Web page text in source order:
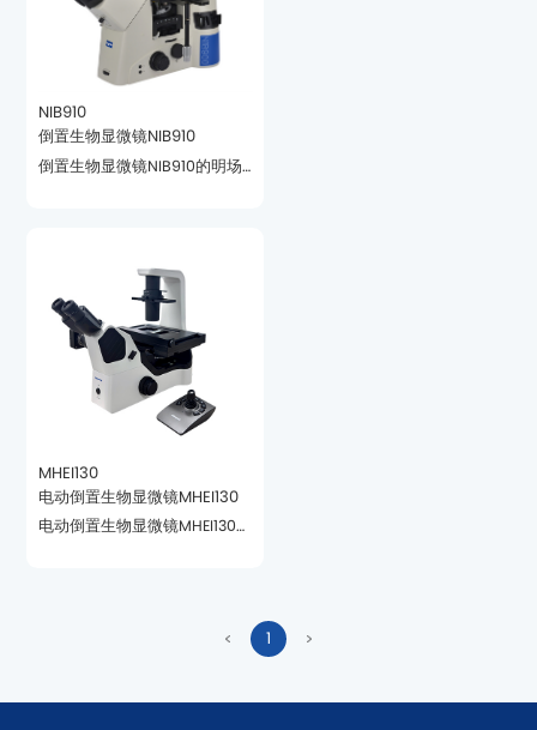
NIB910
倒置生物显微镜NIB910
MHEI130
电动倒置生物显微镜MHEI130
1